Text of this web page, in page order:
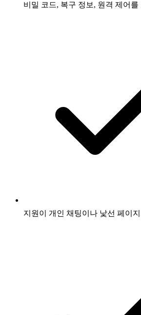
비밀 코드, 복구 정보, 원격 제어
지원이 개인 채팅이나 낯선 페이